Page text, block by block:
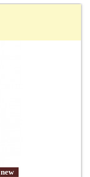
new